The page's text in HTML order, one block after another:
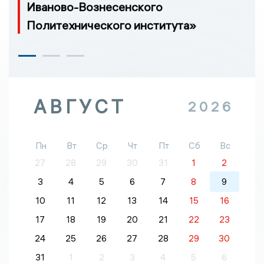
Иваново-Вознесенского
Политехнического института»
АВГУСТ 2026
Пн Вт Ср Чт Пт Сб
Вс
27
28 29 30 31 1
2
3
4 5 6 7 8
9
10
11 12 13 14 15
16
17
18 19 20 21 22
23
24
25 26 27 28 29
30
31
1 2 3 4 5 6